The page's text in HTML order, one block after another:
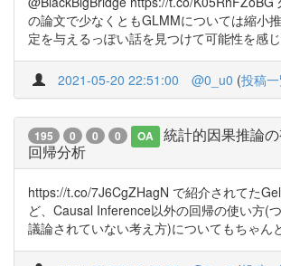
の論文で少なくともGLMMについては縮小
定を与えるっぽい話を見つけて可能性を感じ
2021-05-20 22:51:00 @0_u0 (投稿
195 0 0 0 OA
統計的因果推論
回帰分析
https://t.co/7J6CgZHagN で紹介されてた
ど、Causal Inference以外の回帰の使い方(
議論されていない考え方)についてもちゃん